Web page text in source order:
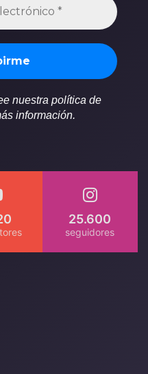
nuestra política de
información.
25.600